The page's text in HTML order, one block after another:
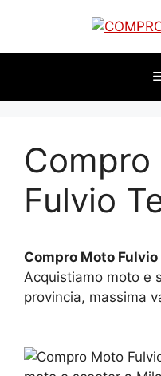
contenuto
Compro
Fulvio
Compro Moto
Acquistiamo moto e
provincia, massima